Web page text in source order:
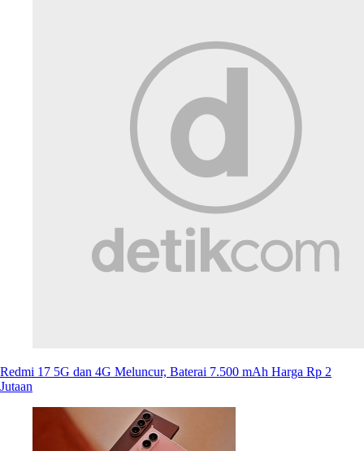
Redmi 17 5G dan 4G Meluncur, Baterai 7.500 mAh Harga Rp 2
Jutaan